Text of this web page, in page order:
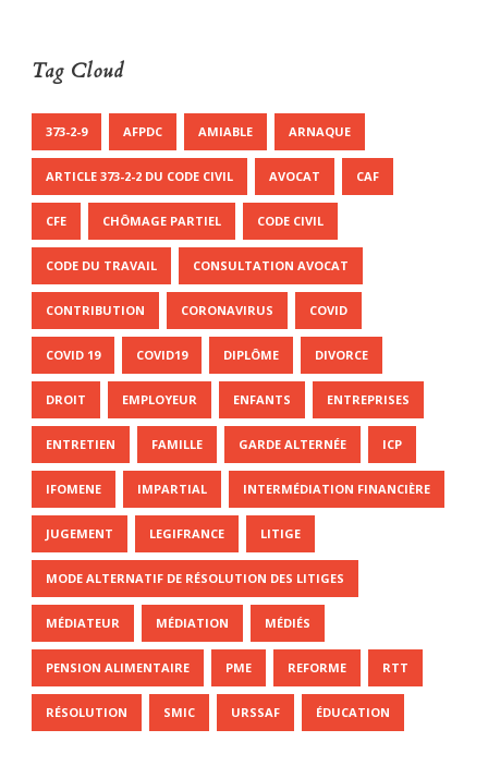
Tag Cloud
373-2-9 AFPDC AMIABLE ARNAQUE
ARTICLE 373-2-2 DU CODE CIVIL AVOCAT CAF
CFE CHÔMAGE PARTIEL CODE CIVIL
CODE DU TRAVAIL CONSULTATION AVOCAT
CONTRIBUTION CORONAVIRUS COVID
COVID 19 COVID19 DIPLÔME DIVORCE
DROIT EMPLOYEUR ENFANTS ENTREPRISES
ENTRETIEN FAMILLE GARDE ALTERNÉE ICP
IFOMENE IMPARTIAL INTERMÉDIATION FINANCIÈRE
JUGEMENT LEGIFRANCE LITIGE
MODE ALTERNATIF DE RÉSOLUTION DES LITIGES
MÉDIATEUR MÉDIATION MÉDIÉS
PENSION ALIMENTAIRE PME REFORME RTT
RÉSOLUTION SMIC URSSAF ÉDUCATION